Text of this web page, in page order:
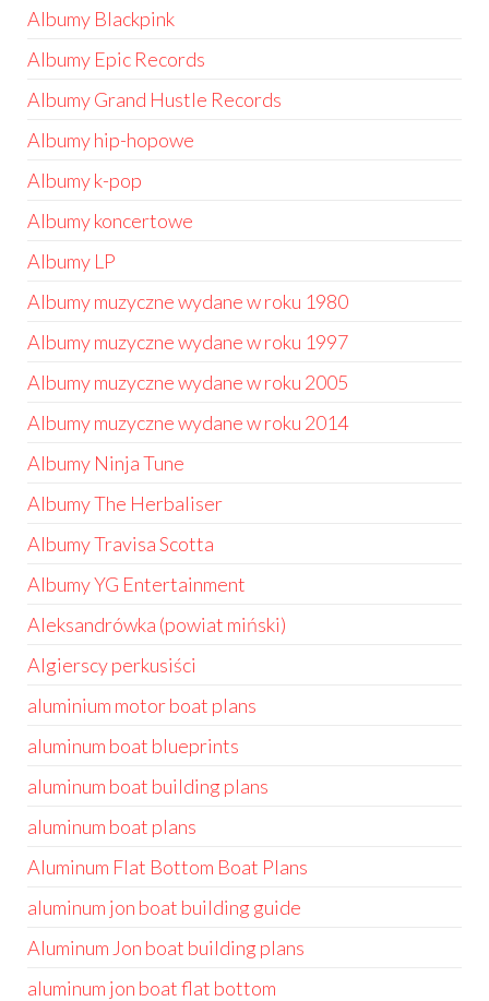
Albumy Blackpink
Albumy Epic Records
Albumy Grand Hustle Records
Albumy hip-hopowe
Albumy k-pop
Albumy koncertowe
Albumy LP
Albumy muzyczne wydane w roku 1980
Albumy muzyczne wydane w roku 1997
Albumy muzyczne wydane w roku 2005
Albumy muzyczne wydane w roku 2014
Albumy Ninja Tune
Albumy The Herbaliser
Albumy Travisa Scotta
Albumy YG Entertainment
Aleksandrówka (powiat miński)
Algierscy perkusiści
aluminium motor boat plans
aluminum boat blueprints
aluminum boat building plans
aluminum boat plans
Aluminum Flat Bottom Boat Plans
aluminum jon boat building guide
Aluminum Jon boat building plans
aluminum jon boat flat bottom